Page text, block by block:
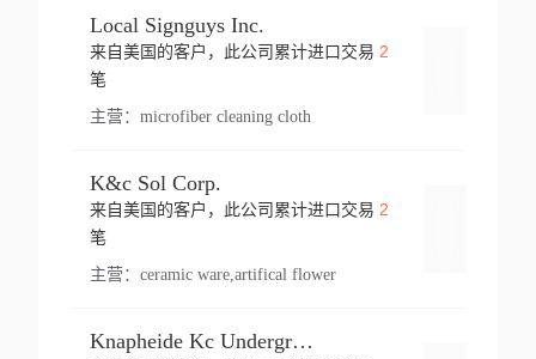
Local Signguys Inc.
来自美国的客户，此公司累计进口交易 2
笔
主营： microfiber cleaning cloth
K&c Sol Corp.
来自美国的客户，此公司累计进口交易 2
笔
主营： ceramic ware,artifical flower
Knapheide Kc Underground